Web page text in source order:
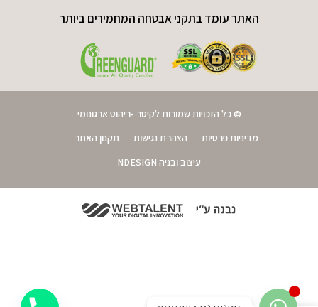
האתר עומד בתקני אבטחה המחמירים ביותר
© כל הזכויות שמורות לקיסר -ריהוט ארגונומי
מדיניות פרטיות
הצהרת נגישות
תקנון האתר
עיצוב ובניה NDESIGN
1